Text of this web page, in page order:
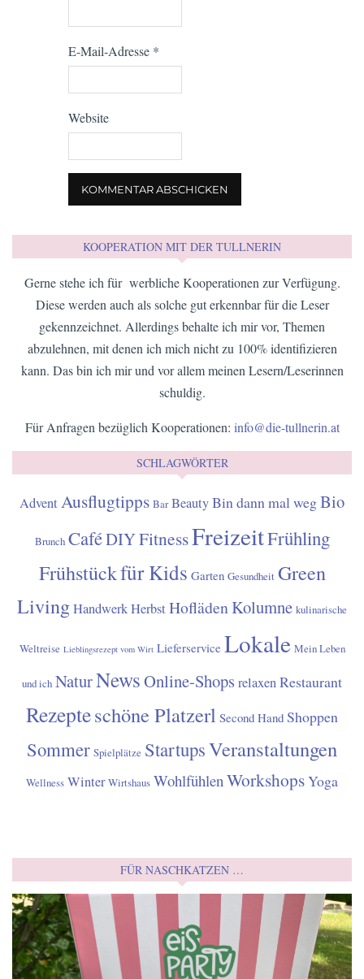
E-Mail-Adresse *
Website
KOOPERATION MIT DER TULLNERIN
Gerne stehe ich für werbliche Kooperationen zur Verfügung.
Diese werden auch als solche gut erkennbar für die Leser
gekennzeichnet. Allerdings behalte ich mir vor, Themen
abzulehnen, mit denen ich mich nicht zu 100% identifizieren
kann. Das bin ich mir und vor allem meinen Lesern/Leserinnen
schuldig.
Für Anfragen bezüglich Kooperationen: info@die-tullnerin.at
SCHLAGWÖRTER
Advent Ausflugtipps Bar BeautyBin dann mal wegBio
Brunch CaféDIYFitnessFreizeitFrühling
Frühstückfür Kids Garten Gesundheit Green
LivingHandwerkHerbstHoflädenKolumne kulinarische
Weltreise Lieblingsrezept vom Wirt Lieferservice Lokale Mein Leben
und ich NaturNewsOnline-Shops relaxenRestaurant
Rezepteschöne Platzerl Second Hand Shoppen
Sommer Spielplätze StartupsVeranstaltungen
Wellness Winter Wirtshaus Wohlfühlen WorkshopsYoga
FÜR NASCHKATZEN …